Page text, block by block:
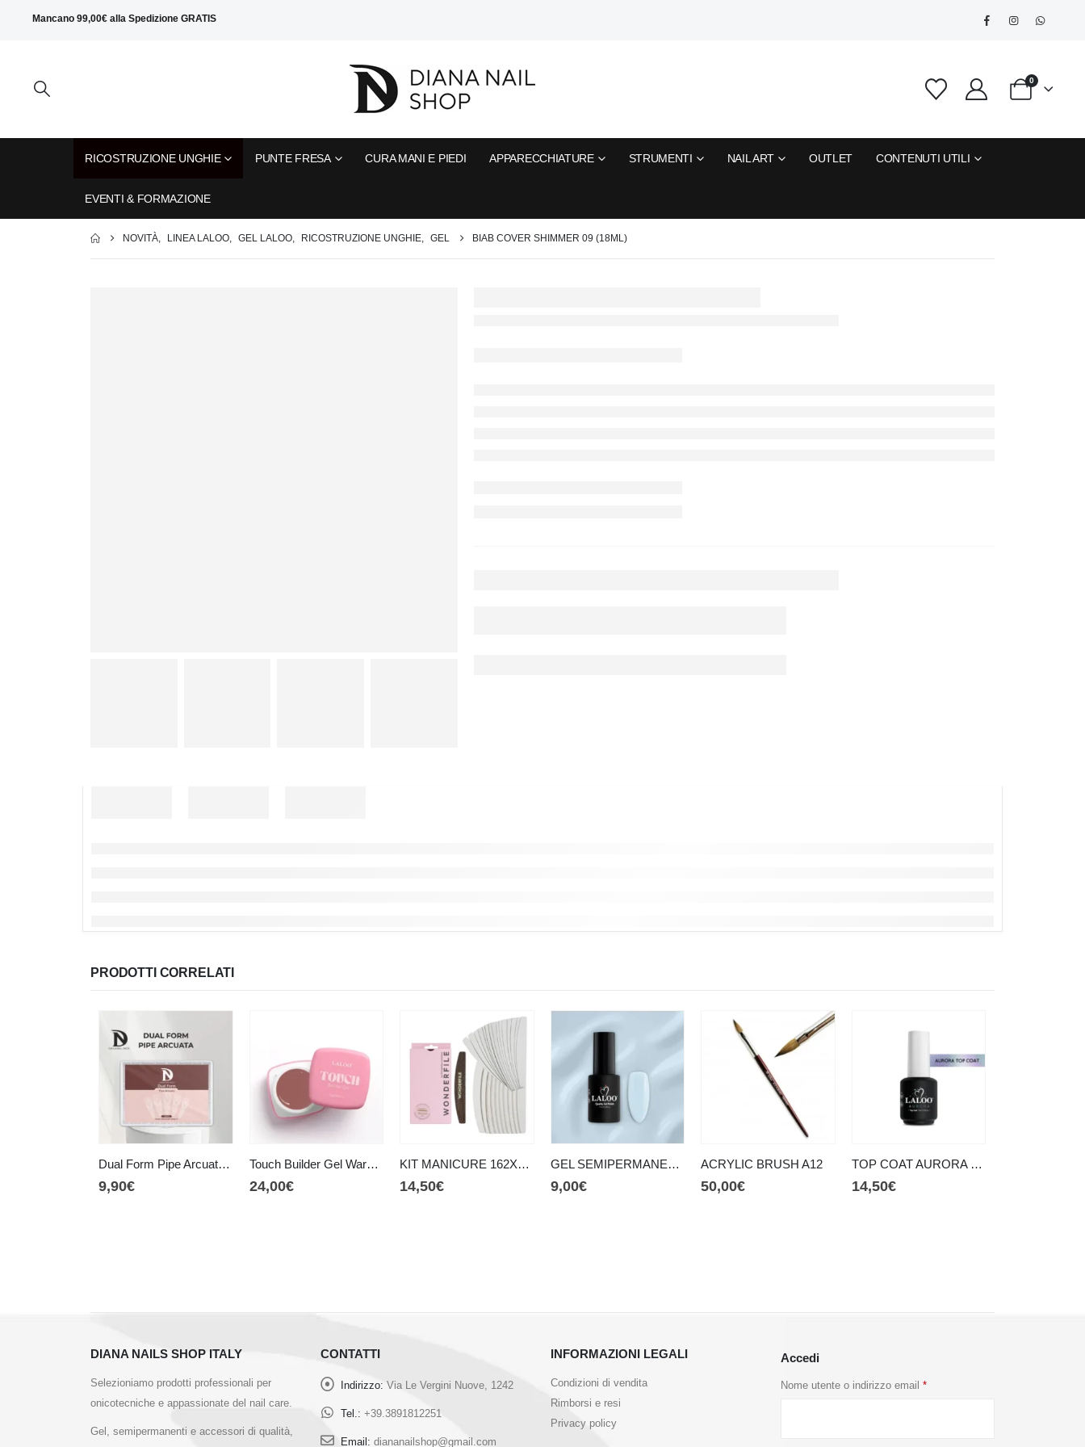
Mancano99,00€ allaSpedizione GRATIS
0
RICOSTRUZIONE UNGHIE PUNTE FRESA CURA MANI E PIEDI APPARECCHIATURE STRUMENTI NAIL ART OUTLET CONTENUTI UTILI
EVENTI & FORMAZIONE
NOVITÀ LINEA LALOO GEL LALOO RICOSTRUZIONE UNGHIE GEL BIAB COVER SHIMMER 09 (18ML)
PRODOTTI CORRELATI
Dual Form Pipe Arcuata 0 mm
9,90€
Touch Builder Gel Warm Nude 25g
24,00€
KIT MANICURE 162X24 (26PZ)
14,50€
GEL SEMIPERMANENTE BABY BLUE N.160 (7ML)
9,00€
ACRYLIC BRUSH A12
50,00€
TOP COAT AURORA 02 (15ML)
14,50€
DIANA NAILS SHOP ITALY
Selezioniamo prodotti professionali per
onicotecniche e appassionate del nail care.
Gel, semipermanenti e accessori di qualità,
CONTATTI
Indirizzo: Via Le Vergini Nuove, 1242
Tel.: +39.3891812251
Email: diananailshop@gmail.com
INFORMAZIONI LEGALI
Condizioni di vendita
Rimborsi e resi
Privacy policy
Accedi
Nome utente o indirizzo email *